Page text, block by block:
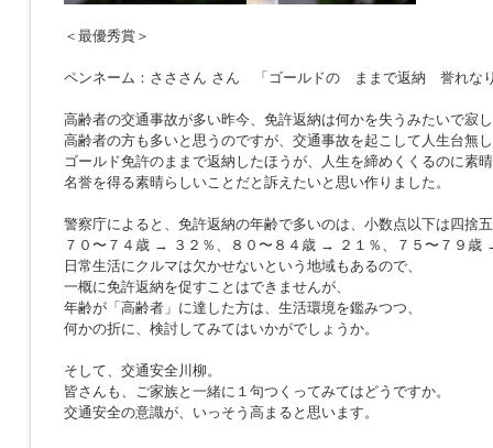
＜最優秀賞＞
ペンネーム：さささん さん 「ゴールドの ままで返納 誉れな
高齢者の交通事故が多い昨今、免許返納は何かを失うみたいで寂
高齢者の方も多いと思うのですが、交通事故を起こして人生台無
ゴールド免許のままで返納したほうが、人生を締めくくるのに素
名誉を得る素晴らしいことだと訴えたいと思い作りました。
警察庁によると、免許返納の年齢で多いのは、小数点以下は四捨
７０〜７４歳 → ３２％、８０〜８４歳 → ２１％、７５〜７９歳
日常生活にクルマは欠かせないという地域もあるので、
一概に免許返納を促すことはできませんが、
年齢が「高齢者」に達した方は、生活環境を鑑みつつ、
何かの折に、検討してみてはいかがでしょうか。
そして、交通安全川柳。
皆さんも、ご家族と一緒に１句つくってみてはどうですか。
交通安全の意識が、いっそう高まると思います。